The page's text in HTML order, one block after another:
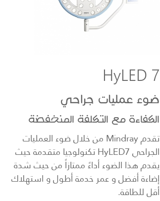
HyLED 7
ضوء عمليات جراحي
الكفاءة مع التكلفة المنخفضة
تقدم Mindray من خلال ضوء العمليات
الجراحي HyLED7 تكنولوجيا متقدمة حيث
يقدم هذا الضوء أداءً ممتازاً من حيث شدة
إضاءة أفضل و عمر خدمة أطول و استهلاك
أقل للطاقة.